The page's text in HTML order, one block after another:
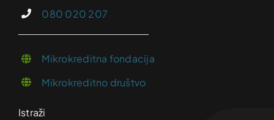
080 020 207
Mikrokreditna fondacija
Mikrokreditno društvo
Istraži